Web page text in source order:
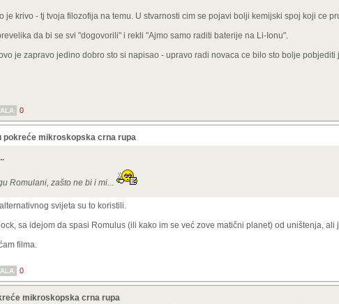
"zbog novaca." obrazloženje: "tzv. znanstvenike (ma tko to bio) boli qqruz za lovu ako
zlotvori, zaklade, filantropičari, sveučilišta, ništaučilišta, budale/pametnjakovići s brdo
itd.). komercijaliziranje njihovih "pronalazaka" ih ne zanima, jer od toga ionako njima
cucki ne nanjuše krv, ništa od "tržišne dostupnosti", ma o čemu se radilo. baterije su
napis:
je krivo - tj tvoja filozofija na temu. U stvarnosti cim se pojavi bolji kemijski spoj koji ce
da bi se svi "dogovorili" i rekli "Ajmo samo raditi baterije na Li-Ionu".
je zapravo jedino dobro sto si napisao - upravo radi novaca ce bilo sto bolje
0
pokreće mikroskopska crna rupa
Romulani, zašto ne bi i mi...
svijeta su to koristili.
sa idejom da spasi Romulus (ili kako im se već zove matični planet) od uništenja, ali
filma.
0
mikroskopska crna rupa